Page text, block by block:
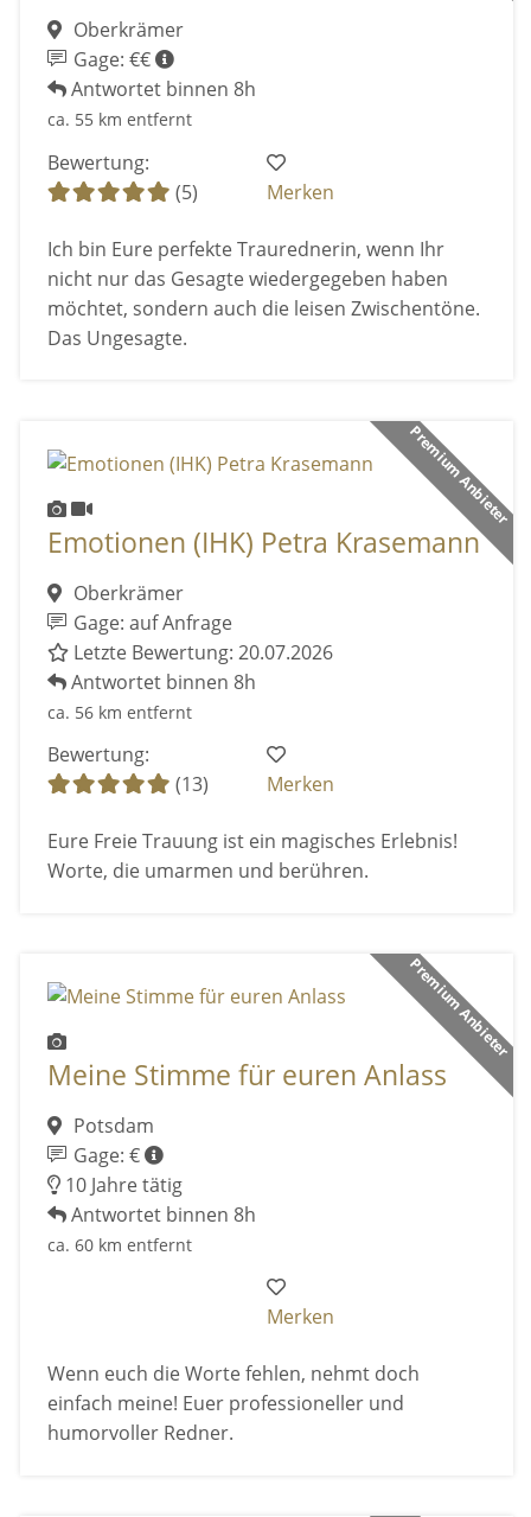
Oberkrämer
Gage: €€
Antwortet binnen 8h
ca. 55 km entfernt
Bewertung:
(5)
Merken
Ich bin Eure perfekte Traurednerin, wenn Ihr
nicht nur das Gesagte wiedergegeben haben
möchtet, sondern auch die leisen Zwischentöne.
Das Ungesagte.
Premium Anbieter
Emotionen (IHK) Petra Krasemann
Oberkrämer
Gage: auf Anfrage
Letzte Bewertung: 20.07.2026
Antwortet binnen 8h
ca. 56 km entfernt
Bewertung:
(13)
Merken
Eure Freie Trauung ist ein magisches Erlebnis!
Worte, die umarmen und berühren.
Premium Anbieter
Meine Stimme für euren Anlass
Potsdam
Gage: €
10 Jahre tätig
Antwortet binnen 8h
ca. 60 km entfernt
Merken
Wenn euch die Worte fehlen, nehmt doch
einfach meine! Euer professioneller und
humorvoller Redner.